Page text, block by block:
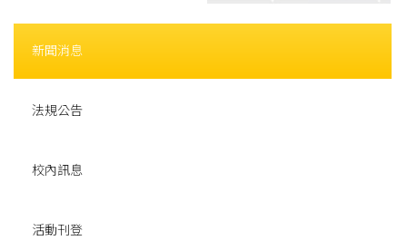
校內訊息
活動刊登